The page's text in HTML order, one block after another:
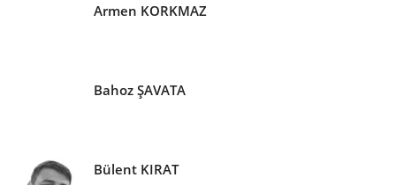
Armen KORKMAZ
Bahoz ŞAVATA
Bülent KIRAT